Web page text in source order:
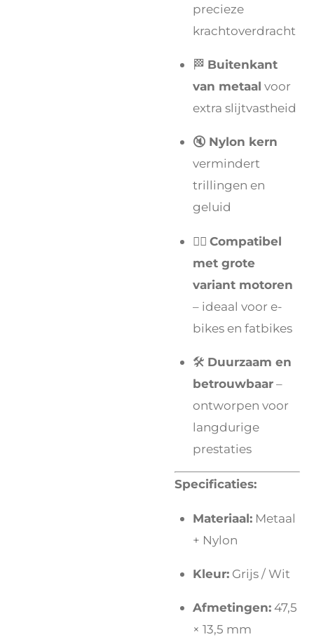
precieze
krachtoverdracht
🏁 Buitenkant
van metaal voor
extra slijtvastheid
🔇 Nylon kern
vermindert
trillingen en
geluid
🚴‍♂️ Compatibel
met grote
variant motoren
– ideaal voor e-
bikes en fatbikes
🛠️ Duurzaam en
betrouwbaar–
ontworpen voor
langdurige
prestaties
Specificaties:
Materiaal: Metaal
+ Nylon
Kleur: Grijs / Wit
Afmetingen:47,5
× 13,5 mm